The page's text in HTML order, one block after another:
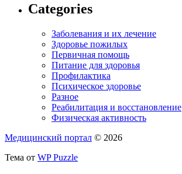
Categories
Заболевания и их лечение
Здоровье пожилых
Первичная помощь
Питание для здоровья
Профилактика
Психическое здоровье
Разное
Реабилитация и восстановление
Физическая активность
Медицинский портал © 2026
Тема от WP Puzzle